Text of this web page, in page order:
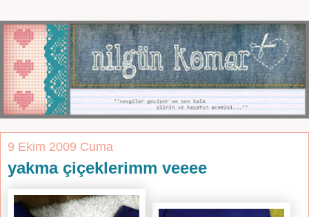
9 Ekim 2009 Cuma
yakma çiçeklerimm veeee